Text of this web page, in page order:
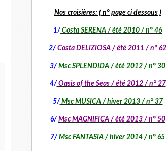
Nos croisières: ( n° page ci dessous )
1/ Costa SERENA / été 2010 / n° 46
2/ Costa DELIZIOSA / été 2011 / n° 62
3/ Msc SPLENDIDA / été 2012 / n° 30
4/ Oasis of the Seas / été 2012 / n° 27
5/Msc MUSICA / hiver 2013 / n° 37
6/ Msc MAGNIFICA / été 2013 / n° 50
7/ Msc FANTASIA / hiver 2014 / n° 65